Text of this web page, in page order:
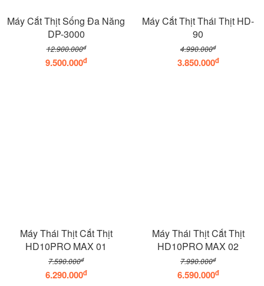
Máy Cắt Thịt Sống Đa Năng
DP-3000
12.900.000đ
9.500.000đ
Máy Cắt Thịt Thái Thịt HD-
90
4.990.000đ
3.850.000đ
Máy Thái Thịt Cắt Thịt
HD10PRO MAX 01
7.590.000đ
6.290.000đ
Máy Thái Thịt Cắt Thịt
HD10PRO MAX 02
7.990.000đ
6.590.000đ